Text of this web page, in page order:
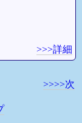
>>>詳細
>>>>次